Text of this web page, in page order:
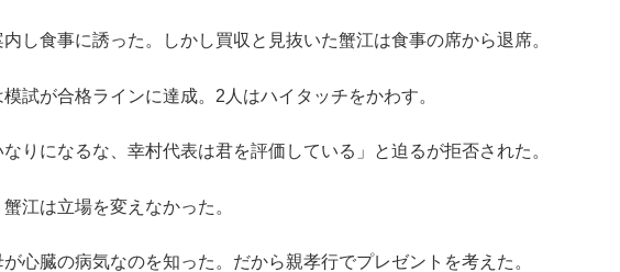
し食事に誘った。しかし買収と見抜いた蟹江は食事の席から退席。
試が合格ラインに達成。2人はハイタッチをかわす。
りになるな、幸村代表は君を評価している」と迫るが拒否された。
江は立場を変えなかった。
心臓の病気なのを知った。だから親孝行でプレゼントを考えた。